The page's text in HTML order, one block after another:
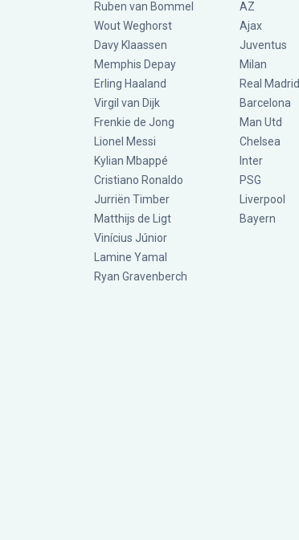
Ruben van Bommel
Wout Weghorst
Davy Klaassen
Memphis Depay
Erling Haaland
Virgil van Dijk
Frenkie de Jong
Lionel Messi
Kylian Mbappé
Cristiano Ronaldo
Jurriën Timber
Matthijs de Ligt
Vinícius Júnior
Lamine Yamal
Ryan Gravenberch
AZ
Ajax
Juventus
Milan
Real Madrid
Barcelona
Man Utd
Chelsea
Inter
PSG
Liverpool
Bayern